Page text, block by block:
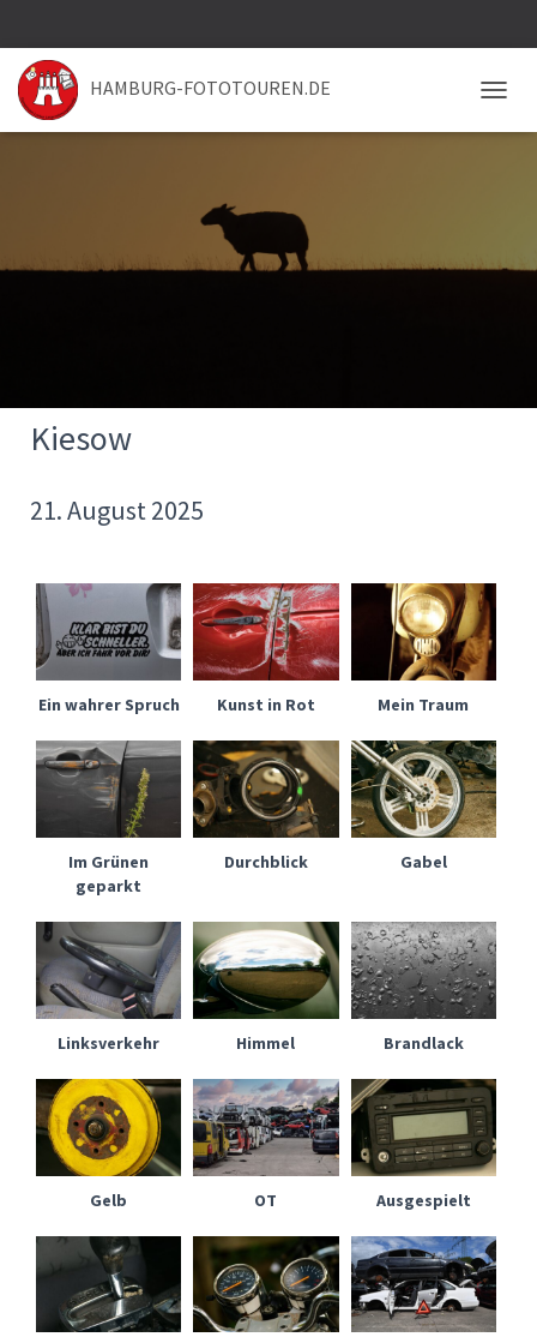
HAMBURG-FOTOTOUREN.DE
Kiesow
21. August 2025
Ein wahrer Spruch Kunst in Rot Mein Traum
Im Grünen
geparkt
Durchblick Gabel
Linksverkehr Himmel Brandlack
Gelb OT Ausgespielt